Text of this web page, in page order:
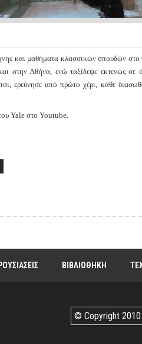
και μαθήματα κλασσικών σπουδών
στην Αθήνα, ενώ ταξίδεψε εκτενώς σε
ερεύνησε από πρώτο χέρι, κάθε
Yale στο Youtube.
ΒΙΒΛΙΟΘΗΚΗ
© Copyright